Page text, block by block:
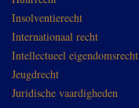
Insolventierecht
Internationaal recht
Intellectueel eigendomsrecht
Jeugdrecht
Juridische vaardigheden